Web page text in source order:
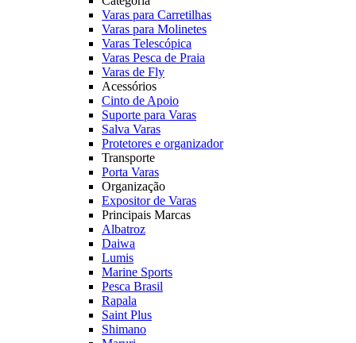
Varas para Carretilhas
Varas para Molinetes
Varas Telescópica
Varas Pesca de Praia
Varas de Fly
Acessórios
Cinto de Apoio
Suporte para Varas
Salva Varas
Protetores e organizador
Transporte
Porta Varas
Organização
Expositor de Varas
Principais Marcas
Albatroz
Daiwa
Lumis
Marine Sports
Pesca Brasil
Rapala
Saint Plus
Shimano